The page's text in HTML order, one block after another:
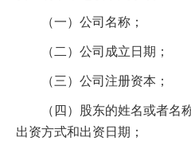
（一）公司名称；
（二）公司成立日期；
（三）公司注册资本；
（四）股东的姓名或者名称
出资方式和出资日期；